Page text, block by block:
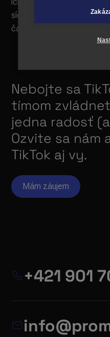
síce môže vyzerať
časti tvorí práve kreatívna
Nebojte sa
tímom
jedna radosť
Ozvite sa nám
TikTok aj vy.
Mám záujem
+421 901